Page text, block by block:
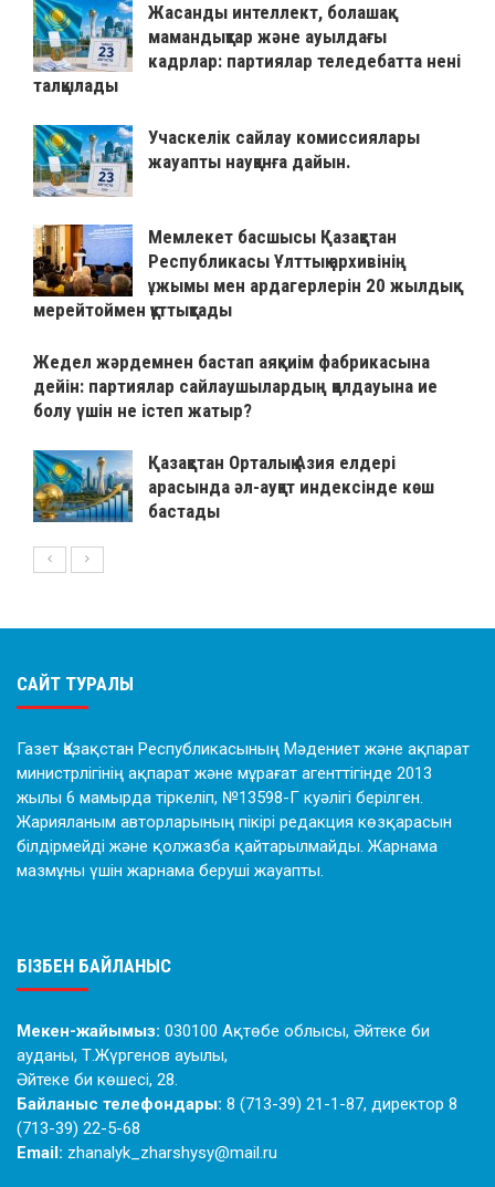
Жасанды интеллект, болашақ
мамандықтар және ауылдағы
кадрлар: партиялар теледебатта нені
талқылады
Учаскелік сайлау комиссиялары
жауапты науқанға дайын.
Мемлекет басшысы Қазақстан
Республикасы Ұлттық архивінің
ұжымы мен ардагерлерін 20 жылдық
мерейтоймен құттықтады
Жедел жәрдемнен бастап аяқкиім фабрикасына
дейін: партиялар сайлаушылардың қолдауына ие
болу үшін не істеп жатыр?
Қазақстан Орталық Азия елдері
арасында әл-ауқат индексінде көш
бастады
САЙТ ТУРАЛЫ
Газет Қазақстан Республикасының Мәдениет және ақпарат
министрлігінің ақпарат және мұрағат агенттігінде 2013
жылы 6 мамырда тіркеліп, №13598-Г куәлігі берілген.
Жарияланым авторларының пікірі редакция көзқарасын
білдірмейді және қолжазба қайтарылмайды. Жарнама
мазмұны үшін жарнама беруші жауапты.
БІЗБЕН БАЙЛАНЫС
Мекен-жайымыз: 030100 Ақтөбе облысы, Әйтеке би
ауданы, Т.Жүргенов ауылы,
Әйтеке би көшесі, 28.
Байланыс телефондары: 8 (713-39) 21-1-87, директор 8
(713-39) 22-5-68
Email: zhanalyk_zharshysy@mail.ru